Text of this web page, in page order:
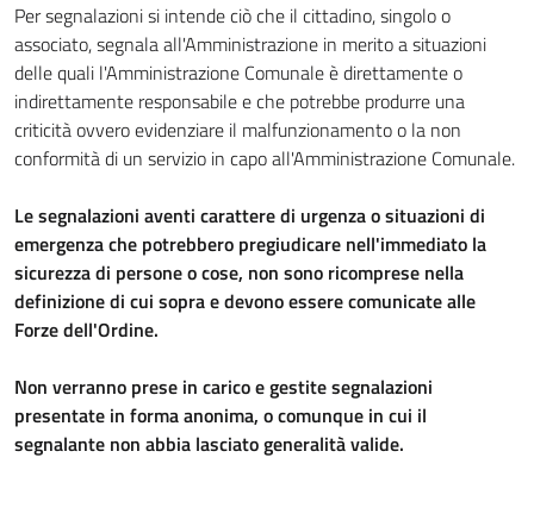
Per segnalazioni si intende ciò che il cittadino, singolo o
associato, segnala all'Amministrazione in merito a situazioni
delle quali l'Amministrazione Comunale è direttamente o
indirettamente responsabile e che potrebbe produrre una
criticità ovvero evidenziare il malfunzionamento o la non
conformità di un servizio in capo all'Amministrazione Comunale.
Le segnalazioni aventi carattere di urgenza o situazioni di
emergenza che potrebbero pregiudicare nell'immediato la
sicurezza di persone o cose, non sono ricomprese nella
definizione di cui sopra e devono essere comunicate alle
Forze dell'Ordine.
Non verranno prese in carico e gestite segnalazioni
presentate in forma anonima, o comunque in cui il
segnalante non abbia lasciato generalità valide.